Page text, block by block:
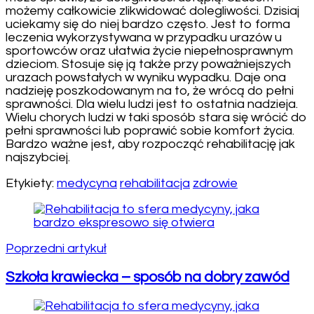
możemy całkowicie zlikwidować dolegliwości. Dzisiaj
uciekamy się do niej bardzo często. Jest to forma
leczenia wykorzystywana w przypadku urazów u
sportowców oraz ułatwia życie niepełnosprawnym
dzieciom. Stosuje się ją także przy poważniejszych
urazach powstałych w wyniku wypadku. Daje ona
nadzieję poszkodowanym na to, że wrócą do pełni
sprawności. Dla wielu ludzi jest to ostatnia nadzieja.
Wielu chorych ludzi w taki sposób stara się wrócić do
pełni sprawności lub poprawić sobie komfort życia.
Bardzo ważne jest, aby rozpocząć rehabilitację jak
najszybciej.
Etykiety: medycyna rehabilitacja zdrowie
Nawigacja
wpisu
Poprzedni artykuł
Szkoła krawiecka – sposób na dobry zawód